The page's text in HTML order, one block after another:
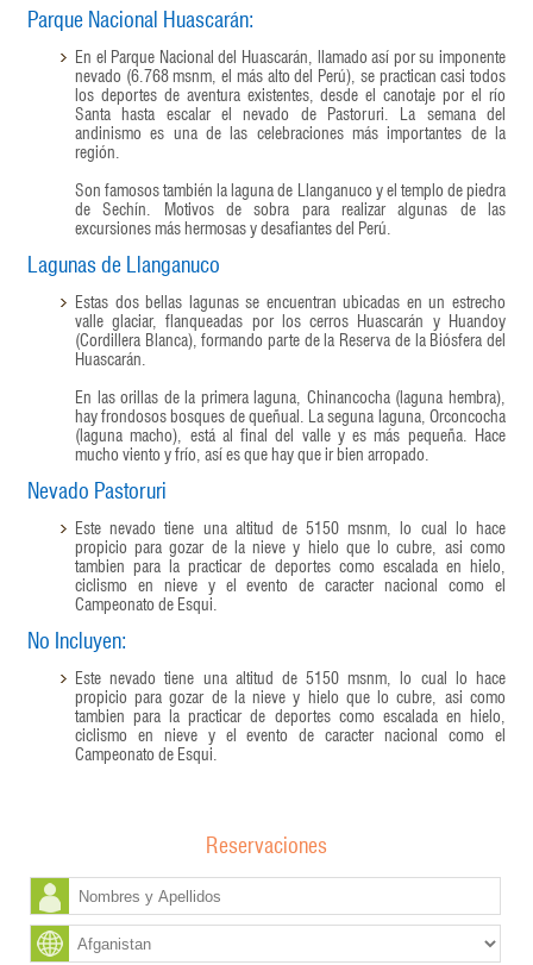
Parque Nacional Huascarán:
En el Parque Nacional del Huascarán, llamado así por su imponente
nevado (6.768 msnm, el más alto del Perú), se practican casi todos
los deportes de aventura existentes, desde el canotaje por el río
Santa hasta escalar el nevado de Pastoruri. La semana del
andinismo es una de las celebraciones más importantes de la
región.
Son famosos también la laguna de Llanganuco y el templo de piedra
de Sechín. Motivos de sobra para realizar algunas de las
excursiones más hermosas y desafiantes del Perú.
Lagunas de Llanganuco
Estas dos bellas lagunas se encuentran ubicadas en un estrecho
valle glaciar, flanqueadas por los cerros Huascarán y Huandoy
(Cordillera Blanca), formando parte de la Reserva de la Biósfera del
Huascarán.
En las orillas de la primera laguna, Chinancocha (laguna hembra),
hay frondosos bosques de queñual. La seguna laguna, Orconcocha
(laguna macho), está al final del valle y es más pequeña. Hace
mucho viento y frío, así es que hay que ir bien arropado.
Nevado Pastoruri
Este nevado tiene una altitud de 5150 msnm, lo cual lo hace
propicio para gozar de la nieve y hielo que lo cubre, asi como
tambien para la practicar de deportes como escalada en hielo,
ciclismo en nieve y el evento de caracter nacional como el
Campeonato de Esqui.
No Incluyen:
Este nevado tiene una altitud de 5150 msnm, lo cual lo hace
propicio para gozar de la nieve y hielo que lo cubre, asi como
tambien para la practicar de deportes como escalada en hielo,
ciclismo en nieve y el evento de caracter nacional como el
Campeonato de Esqui.
Reservaciones